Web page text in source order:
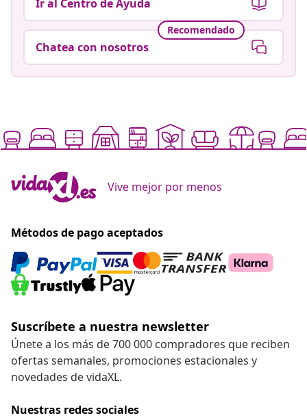
Ir al Centro de Ayuda
Recomendado
Chatea con nosotros
Vive mejor por menos
Métodos de pago aceptados
Suscríbete a nuestra newsletter
Únete a los más de 700 000 compradores que reciben
ofertas semanales, promociones estacionales y
novedades de vidaXL.
Nuestras redes sociales